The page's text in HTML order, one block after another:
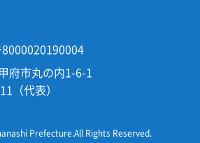
府市丸の内1-6-1
（代表）
Prefecture.All Rights Reserved.